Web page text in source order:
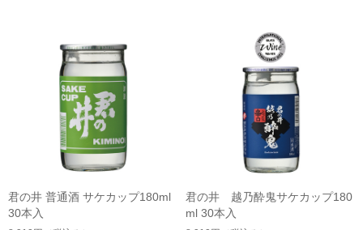
君の井 普通酒 サケカップ180ml
30本入
君の井 越乃酔鬼サケカップ180
ml 30本入